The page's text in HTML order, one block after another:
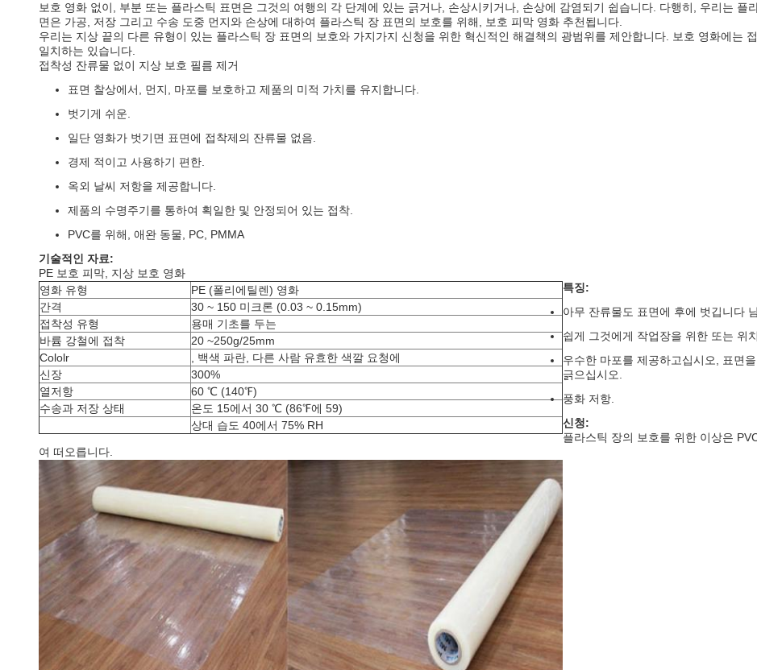
보호 영화 없이, 부분 또는 플라스틱 표면은 그것의 여행의 각 단계에 있는 긁거나, 손상시키거나, 손상에 감염되기 쉽습니다. 다행히, 우리는 플
면은 가공, 저장 그리고 수송 도중 먼지와 손상에 대하여 플라스틱 장 표면의 보호를 위해, 보호 피막 영화 추천됩니다.
우리는 지상 끝의 다른 유형이 있는 플라스틱 장 표면의 보호와 가지가지 신청을 위한 혁신적인 해결책의 광범위를 제안합니다. 보호 영화에는
일치하는 있습니다.
접착성 잔류물 없이 지상 보호 필름 제거
표면 찰상에서, 먼지, 마포를 보호하고 제품의 미적 가치를 유지합니다.
벗기게 쉬운.
일단 영화가 벗기면 표면에 접착제의 잔류물 없음.
경제 적이고 사용하기 편한.
옥외 날씨 저항을 제공합니다.
제품의 수명주기를 통하여 획일한 및 안정되어 있는 접착.
PVC를 위해, 애완 동물, PC, PMMA
기술적인 자료:
PE 보호 피막, 지상 보호 영화
영화 유형
PE (폴리에틸렌) 영화
간격
30 ~ 150 미크론 (0.03 ~ 0.15mm)
접착성 유형
용매 기초를 두는
바륨 강철에 접착
20 ~250g/25mm
Cololr
, 백색 파란, 다른 사람 유효한 색깔 요청에
신장
300%
열저항
60 ℃ (140℉)
수송과 저장 상태
온도 15에서 30 ℃ (86℉에 59)
상대 습도 40에서 75% RH
특징:
아무 잔류물도 표면에 후에 벗깁니다
쉽게 그것에게 작업장을 위한 또는 위
우수한 마포를 제공하고십시오, 표면
긁으십시오.
풍화 저항.
신청:
플라스틱 장의 보호를 위한 이상은
여 떠오릅니다.